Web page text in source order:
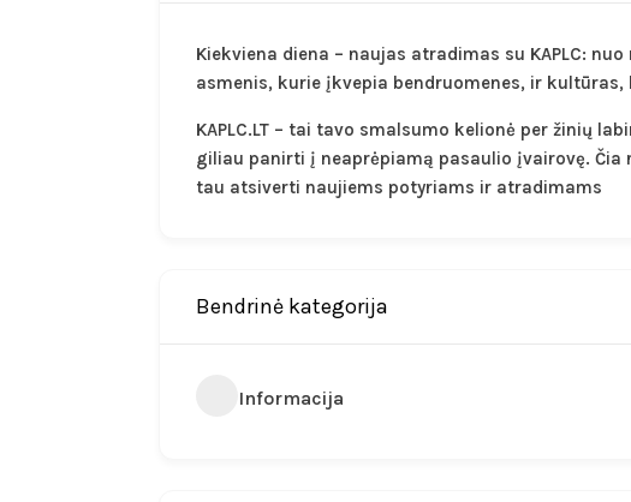
Kiekviena diena – naujas atradimas su KAPLC:
asmenis, kurie įkvepia bendruomenes, ir
KAPLC.LT – tai tavo smalsumo kelionė per žinių
giliau panirti į neaprėpiamą pasaulio įvairovę.
tau atsiverti naujiems potyriams ir atradimams
Bendrinė kategorija
Informacija